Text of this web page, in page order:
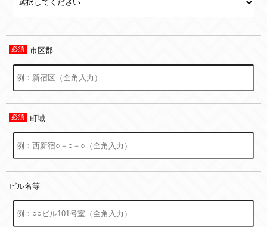
市区郡
町域
ビル名等